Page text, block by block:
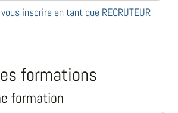
inscrire en tant que RECRUTEUR
formations
formation